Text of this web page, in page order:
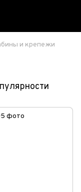
и крепежи